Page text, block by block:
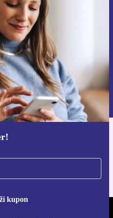
kupon
ponudu.
kupon
možeš pronaći u našim
aplikaciju